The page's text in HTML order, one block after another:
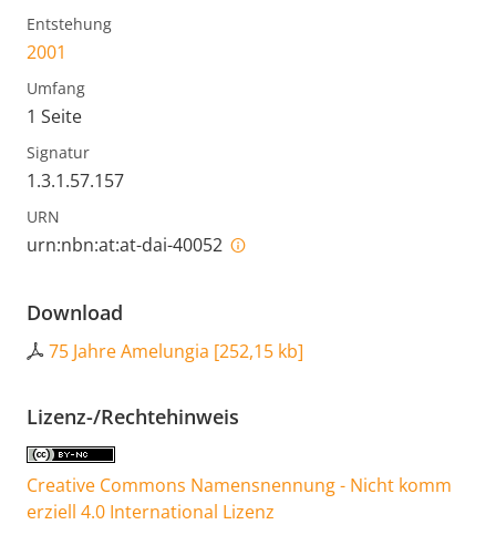
Entstehung
2001
Umfang
1 Seite
Signatur
1.3.1.57.157
URN
urn:nbn:at:at-dai-40052
Download
75 Jahre Amelungia [252,15 kb]
Lizenz-/Rechtehinweis
Creative Commons Namensnennung - Nicht komm
erziell 4.0 International Lizenz